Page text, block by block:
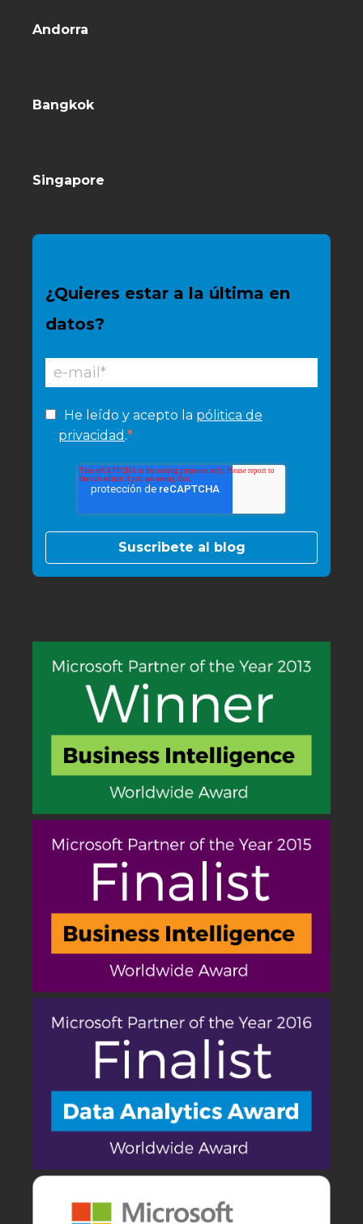
Andorra
Bangkok
Singapore
¿Quieres estar a la última en
datos?
He leído y acepto la pólitica de
privacidad .*